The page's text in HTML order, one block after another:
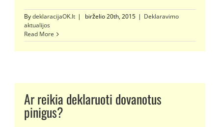
BydeklaracijaOK.lt | birželio 20th, 2015 | Deklaravimo
aktualijos
Read More
Ar reikia deklaruoti dovanotus
pinigus?